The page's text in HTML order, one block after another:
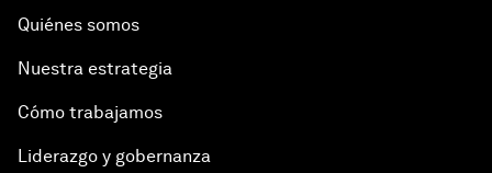
Quiénes somos
Nuestra estrategia
Cómo trabajamos
Liderazgo y gobernanza